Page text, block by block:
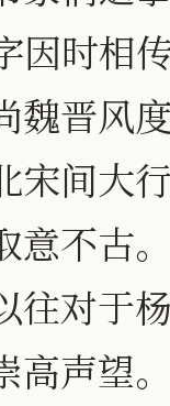
因时相
魏晋风
宋间
意不古
往对于
高声望